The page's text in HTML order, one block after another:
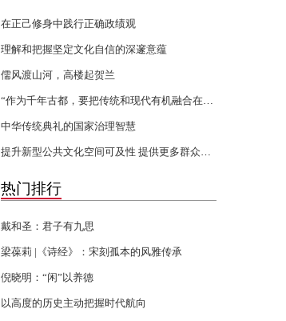
在正己修身中践行正确政绩观
理解和把握坚定文化自信的深邃意蕴
儒风渡山河，高楼起贺兰
中华传统典礼的国家治理智慧
热门排行
戴和圣：君子有九思
梁葆莉 |《诗经》：宋刻孤本的风雅传承
倪晓明：“闲”以养德
以高度的历史主动把握时代航向